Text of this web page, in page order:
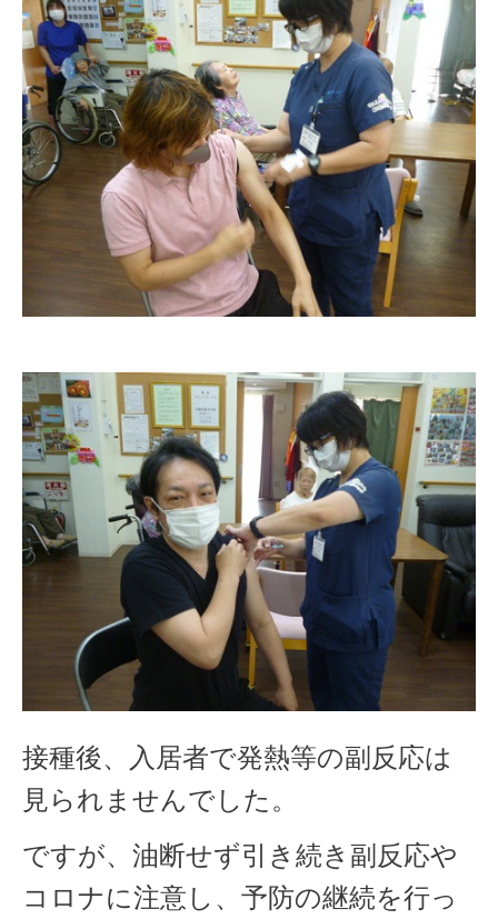
接種後、入居者で発熱等の副反応は
見られませんでした。
ですが、油断せず引き続き副反応や
コロナに注意し、予防の継続を行っ